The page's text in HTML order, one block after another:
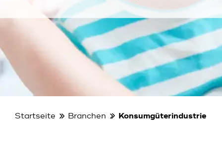
Startseite Branchen Konsumgüterindustrie